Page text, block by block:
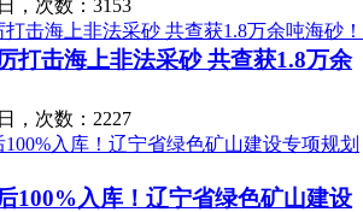
，次数：3153
打击海上非法采砂 共查获1.8万余
，次数：2227
100%入库！辽宁省绿色矿山建设